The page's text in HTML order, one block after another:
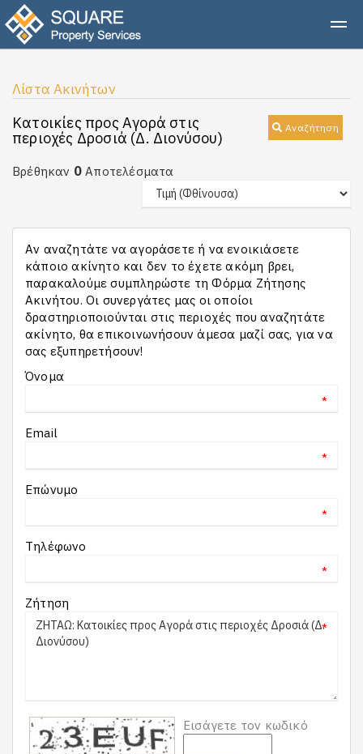
Λίστα Ακινήτων
Αναζήτηση
Κατοικίες προς Αγορά στις
περιοχές Δροσιά (Δ. Διονύσου)
Βρέθηκαν 0 Αποτελέσματα
Αν αναζητάτε να αγοράσετε ή να ενοικιάσετε
κάποιο ακίνητο και δεν το έχετε ακόμη βρει,
παρακαλούμε συμπληρώστε τη Φόρμα Ζήτησης
Ακινήτου. Οι συνεργάτες μας οι οποίοι
δραστηριοποιούνται στις περιοχές που αναζητάτε
ακίνητο, θα επικοινωνήσουν άμεσα μαζί σας, για να
σας εξυπηρετήσουν!
Όνομα
*
Email
*
Επώνυμο
*
Τηλέφωνο
*
Ζήτηση
*
Εισάγετε τον κωδικό